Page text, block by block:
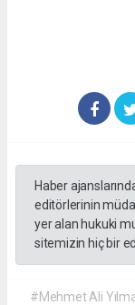
Haber
editörlerinin
yer alan hukuki
sitemizin hiç bir
#Mehmet Ali